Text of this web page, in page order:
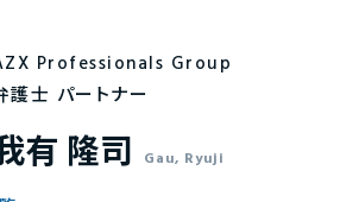
Professionals Group
護士 パートナー
有 隆司 Gau, Ryuji